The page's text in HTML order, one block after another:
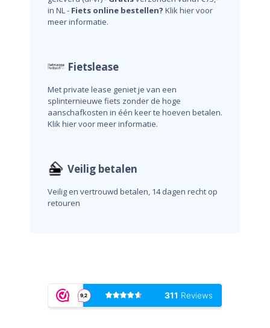
in NL - Fiets online bestellen? Klik hier voor
meer informatie.
Fietslease
Met private lease geniet je van een
splinternieuwe fiets zonder de hoge
aanschafkosten in één keer te hoeven betalen.
Klik hier voor meer informatie.
Veilig betalen
Veilig en vertrouwd betalen, 14 dagen recht op
retouren